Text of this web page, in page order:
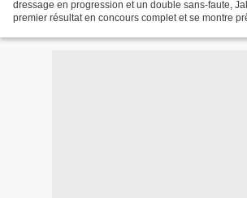
dressage en progression et un double sans-faute,
premier résultat en concours complet et se montre